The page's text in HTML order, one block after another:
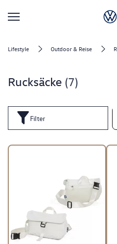
Lifestyle Outdoor & Reise
Rucksäcke 7
Filter